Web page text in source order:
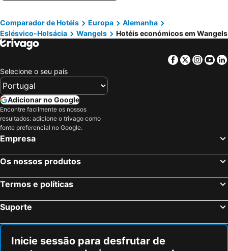
Comparador de Hotéis Europa
Alemanha
Eslésvico-Holsácia
Wangels Hotéis económicos em Wangels
Facebook
Twitter
Selecione o seu país
Adicionar no Google
Encontre facilmente os nossos
resultados: adicione o trivago como
fonte preferencial no Google.
Empresa
Os nossos produtos
Termos e políticas
Suporte
Inicie sessão para desfrutar de